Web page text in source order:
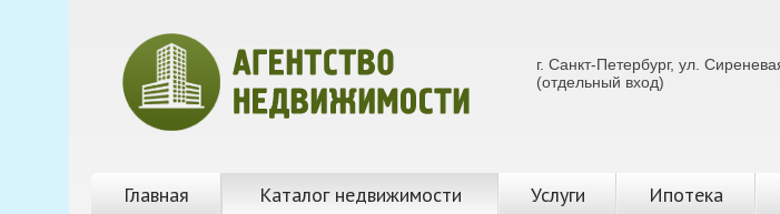
г. Санкт-Петербург, ул.
(отдельный вход)
Главная Каталог недвижимости Услуги Ипотека